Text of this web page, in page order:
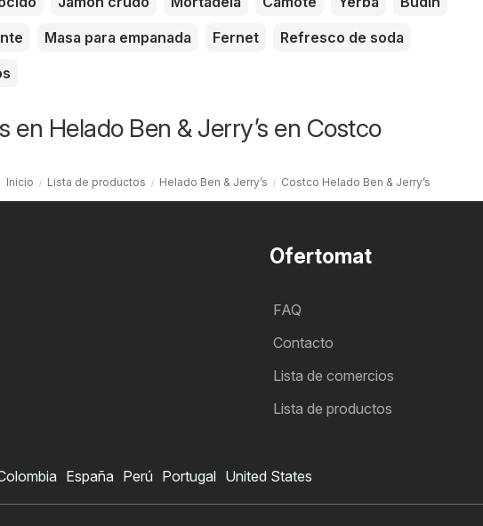
Masa para empanada Fernet
Refresco de soda
en Helado Ben & Jerry’s en Costco
Inicio Lista de productos Helado Ben & Jerry’s Costco Helado Ben & Jerry’s
Ofertomat
FAQ
Contacto
Lista de comercios
Lista de productos
España Perú Portugal United States